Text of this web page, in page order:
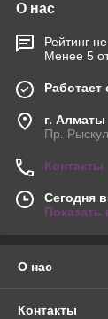
О нас
Рейтинг
Менее 5
Работает
г. Алматы
Пр.
Контакты
Сегодня
О нас
Контакты